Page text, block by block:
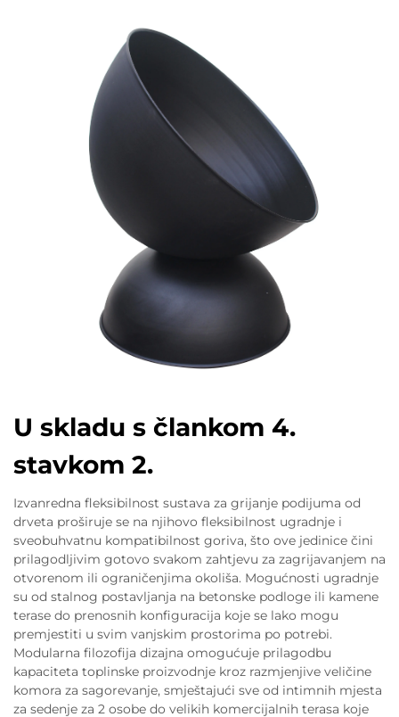
U skladu s člankom 4.
stavkom 2.
Izvanredna fleksibilnost sustava za grijanje podijuma od
drveta proširuje se na njihovo fleksibilnost ugradnje i
sveobuhvatnu kompatibilnost goriva, što ove jedinice čini
prilagodljivim gotovo svakom zahtjevu za zagrijavanjem na
otvorenom ili ograničenjima okoliša. Mogućnosti ugradnje
su od stalnog postavljanja na betonske podloge ili kamene
terase do prenosnih konfiguracija koje se lako mogu
premjestiti u svim vanjskim prostorima po potrebi.
Modularna filozofija dizajna omogućuje prilagodbu
kapaciteta toplinske proizvodnje kroz razmjenjive veličine
komora za sagorevanje, smještajući sve od intimnih mjesta
za sedenje za 2 osobe do velikih komercijalnih terasa koje